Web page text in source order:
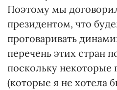
Поэтому мы
президентом, что
проговаривать
перечень этих стран
поскольку некоторые
(которые я не хотела